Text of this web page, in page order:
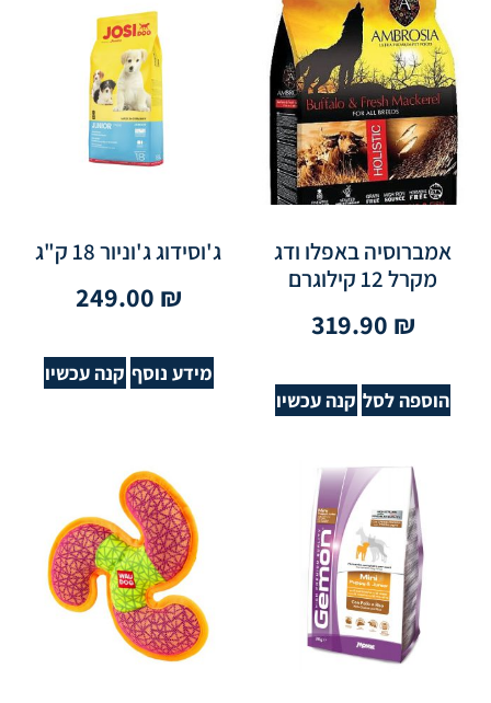
אמברוסיה באפלו ודג
מקרל 12 קילוגרם
319.90 ₪
הוספה לסל קנה עכשיו
ג'וסידוג ג'וניור 18 ק"ג
249.00 ₪
מידע נוסף קנה עכשיו